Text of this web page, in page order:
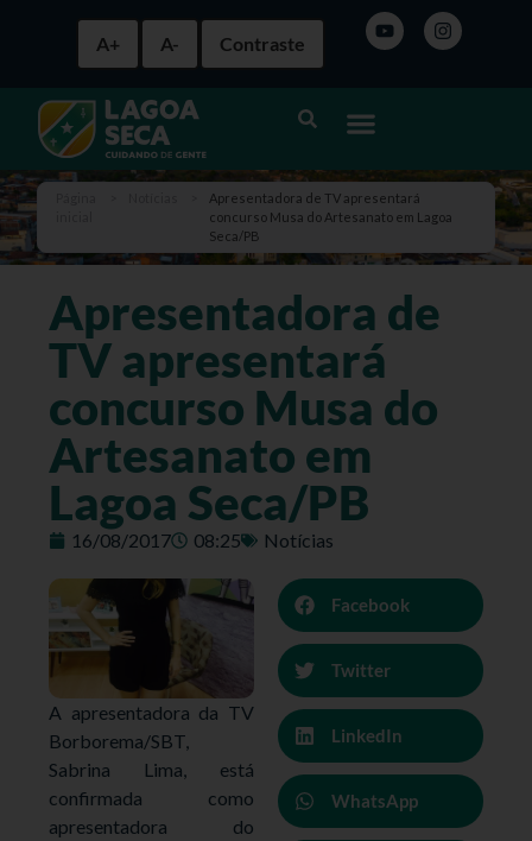
A+ A- Contraste
Apresentadora de TV apresentará
concurso Musa do Artesanato em Lagoa
Seca/PB
Apresentadora de
TV apresentará
concurso Musa do
Artesanato em
Lagoa Seca/PB
16/08/2017 08:25 Notícias
A apresentadora da TV
Borborema/SBT,
Sabrina Lima, está
confirmada como
apresentadora do
Facebook
Twitter
LinkedIn
WhatsApp